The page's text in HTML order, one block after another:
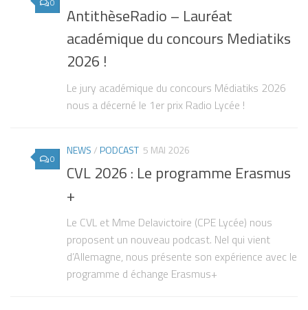
AntithèseRadio – Lauréat
académique du concours Mediatiks
2026 !
Le jury académique du concours Médiatiks 2026
nous a décerné le 1er prix Radio Lycée !
0
NEWS/PODCAST 5 MAI 2026
CVL 2026 : Le programme Erasmus
+
Le CVL et Mme Delavictoire (CPE Lycée) nous
proposent un nouveau podcast. Nel qui vient
d’Allemagne, nous présente son expérience avec le
programme d échange Erasmus+